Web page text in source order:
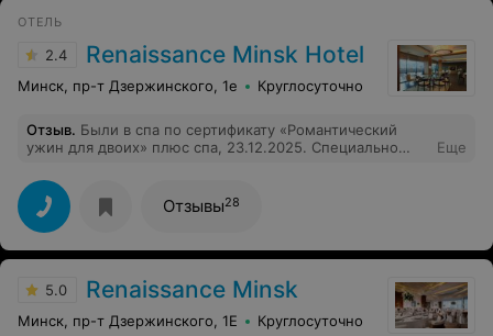
ОТЕЛЬ
2.4 Renaissance Minsk Hotel
Минск, пр-т Дзержинского, 1е Круглосуточно
Отзыв. Были в спа по сертификату «Романтический
ужин для двоих» плюс спа, 23.12.2025. Специально
После посетили ресторан. Пришли вообще первый
раз. Кроме нас было ещё человек 7. И под вечер мы
вообще остались одни. Очень вежливые и грамотные
сотрудники везде: и в спа, и в ресторане.
Обслуживание 10/10. В спа-центре посетили бассейн,
всего понравилось), хватило места на лежаках и
побыть во всех зонах вдвоем. В ресторане все очень
вкусно и красиво по подаче. Получился хороший
Еще
Отзывы28
5.0 Renaissance Minsk
Минск, пр-т Дзержинского, 1Е Круглосуточно